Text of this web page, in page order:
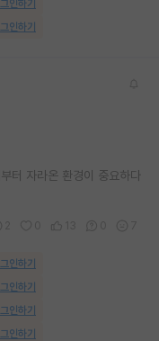
인하기
인하기
터 자라온 환경이 중요하다
인하기
인하기
인하기
인하기